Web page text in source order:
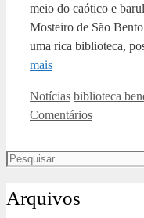
meio do caótico e
Mosteiro de São
uma rica biblioteca,
mais
Categorias
Notícias Tags
biblioteca
Comentários
Pesquisar
Arquivos